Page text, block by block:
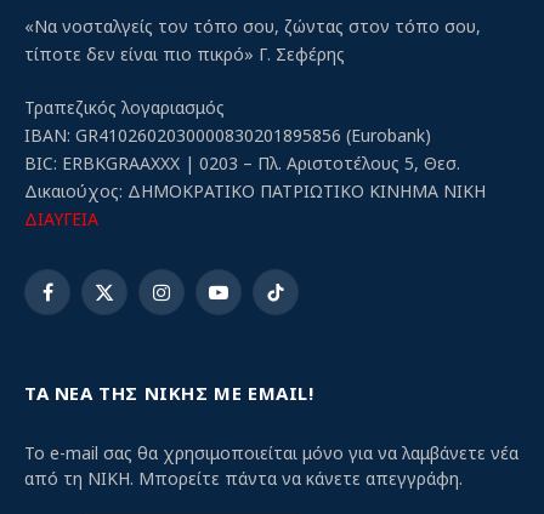
«Να νοσταλγείς τον τόπο σου, ζώντας στον τόπο σου,
τίποτε δεν είναι πιο πικρό» Γ. Σεφέρης
Τραπεζικός λογαριασμός
IBAN: GR4102602030000830201895856 (Eurobank)
BIC: ERBKGRAAXXX | 0203 – Πλ. Αριστοτέλους 5, Θεσ.
Δικαιούχος: ΔΗΜΟΚΡΑΤΙΚΟ ΠΑΤΡΙΩΤΙΚΟ ΚΙΝΗΜΑ ΝΙΚΗ
ΔΙΑΥΓΕΙΑ
Facebook
X
InstagramYouTubeTikTok
ΤΑ ΝΕΑ ΤΗΣ ΝΙΚΗΣ ΜΕ EMAIL!
Το e-mail σας θα χρησιμοποιείται μόνο για να λαμβάνετε νέα
από τη ΝΙΚΗ. Μπορείτε πάντα να κάνετε απεγγράφη.